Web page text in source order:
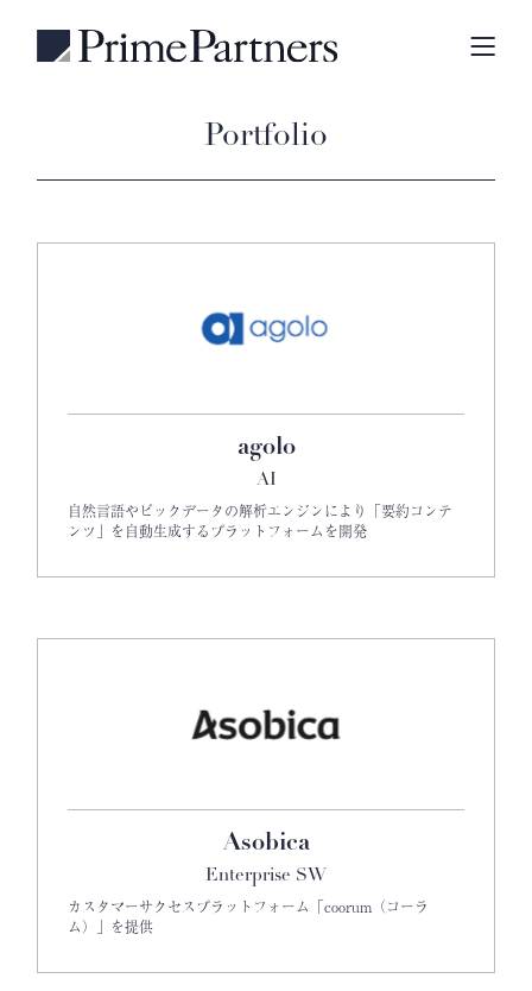
Portfolio
agolo
AI
自然言語やビックデータの解析エンジンにより「要約コンテ
ンツ」を自動生成するプラットフォームを開発
Asobica
Enterprise SW
カスタマーサクセスプラットフォーム「coorum（コーラ
ム）」を提供